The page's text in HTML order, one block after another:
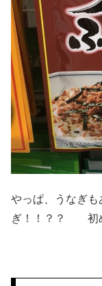
やっぱ、うな
ぎ！！？？ 初